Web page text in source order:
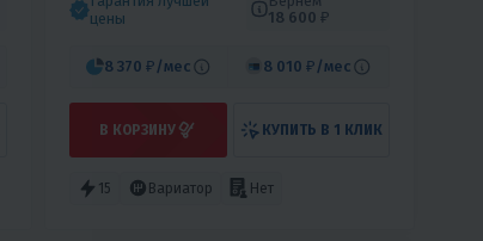
цены
18 600 ₽
8 370 ₽ /мес 8 010 ₽ /мес
В КОРЗИНУ КУПИТЬ В 1 КЛИК
15 Вариатор Нет